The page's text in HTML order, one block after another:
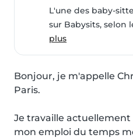
L'une des baby-
sur Babysits, selon
plus
Bonjour, je m'appelle
Paris.
Je travaille
mon emploi du temps